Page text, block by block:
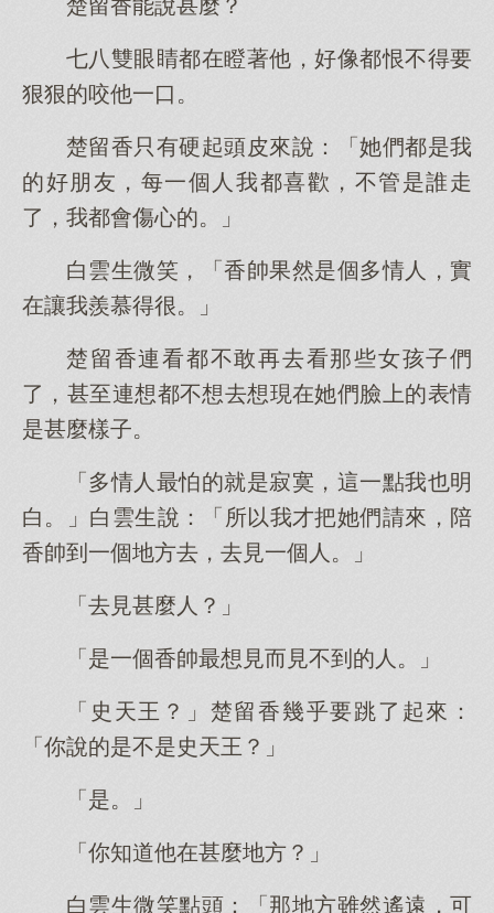
楚留香能說甚麼？
七八雙眼睛都在瞪著他，好像都恨不得要
狠狠的咬他一口。
楚留香只有硬起頭皮來說：「她們都是我
的好朋友，每一個人我都喜歡，不管是誰走
了，我都會傷心的。」
白雲生微笑，「香帥果然是個多情人，實
在讓我羨慕得很。」
楚留香連看都不敢再去看那些女孩子們
了，甚至連想都不想去想現在她們臉上的表情
是甚麼樣子。
「多情人最怕的就是寂寞，這一點我也明
白。」白雲生說：「所以我才把她們請來，陪
香帥到一個地方去，去見一個人。」
「去見甚麼人？」
「是一個香帥最想見而見不到的人。」
「史天王？」楚留香幾乎要跳了起來：
「你說的是不是史天王？」
「是。」
「你知道他在甚麼地方？」
白雲生微笑點頭：「那地方雖然遙遠，可